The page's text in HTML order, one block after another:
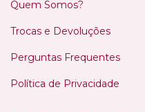
Quem Somos?
Trocas e Devoluções
Perguntas Frequentes
Política de Privacidade